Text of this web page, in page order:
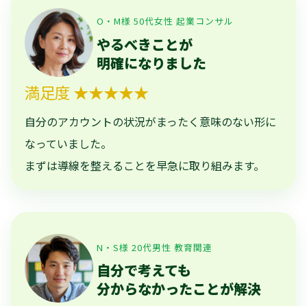
O・M様 50代女性 起業コンサル
やるべきことが
明確になりました
満足度 ★★★★★
自分のアカウントの状況がまったく意味のない形に
なっていました。
まずは導線を整えることを早急に取り組みます。
N・S様 20代男性 教育関連
自分で考えても
分からなかったことが解決